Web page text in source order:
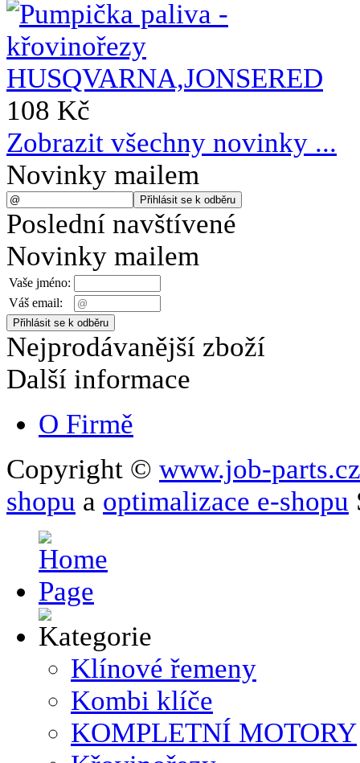
108 Kč
Zobrazit všechny novinky ...
Novinky mailem
Poslední navštívené
Novinky mailem
Vaše jméno:
Váš email:
Nejprodávanější zboží
Další informace
O Firmě
Copyright © www.job-parts.cz
shopu a optimalizace e-shopu
Klínové řemeny
Kombi klíče
KOMPLETNÍ MOTORY